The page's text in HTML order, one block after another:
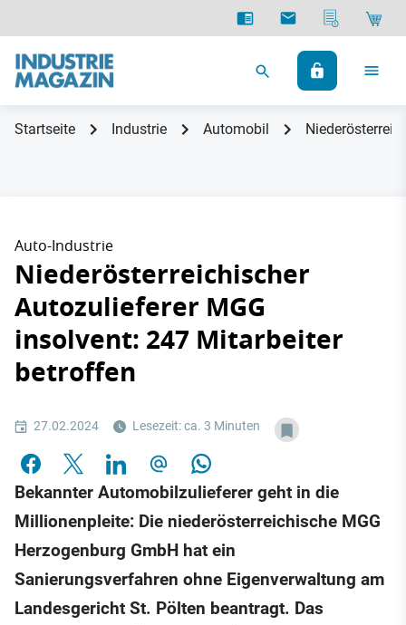
Startseite Industrie Automobil
Auto-Industrie
Niederösterreichischer
Autozulieferer MGG
insolvent: 247 Mitarbeiter
betroffen
27.02.2024 Lesezeit: ca. 3 Minuten
Bekannter Automobilzulieferer geht in die
Millionenpleite: Die niederösterreichische MGG
Herzogenburg GmbH hat ein
Sanierungsverfahren ohne Eigenverwaltung am
Landesgericht St. Pölten beantragt. Das